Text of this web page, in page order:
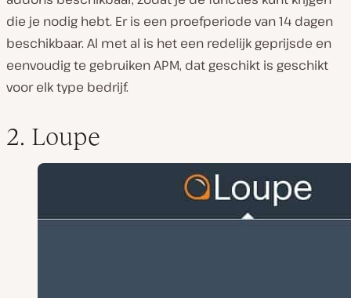
die je nodig hebt. Er is een proefperiode van 14 dagen
beschikbaar. Al met al is het een redelijk geprijsde en
eenvoudig te gebruiken APM, dat geschikt is geschikt
voor elk type bedrijf.
2. Loupe